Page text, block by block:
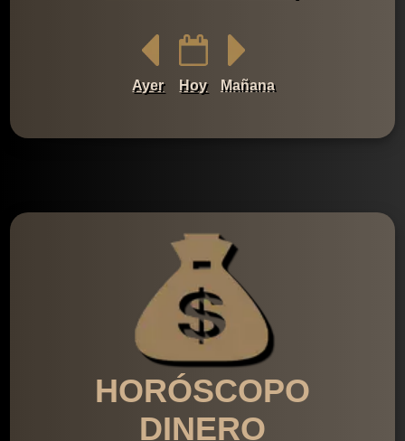
Ayer Hoy Mañana
HORÓSCOPO
DINERO